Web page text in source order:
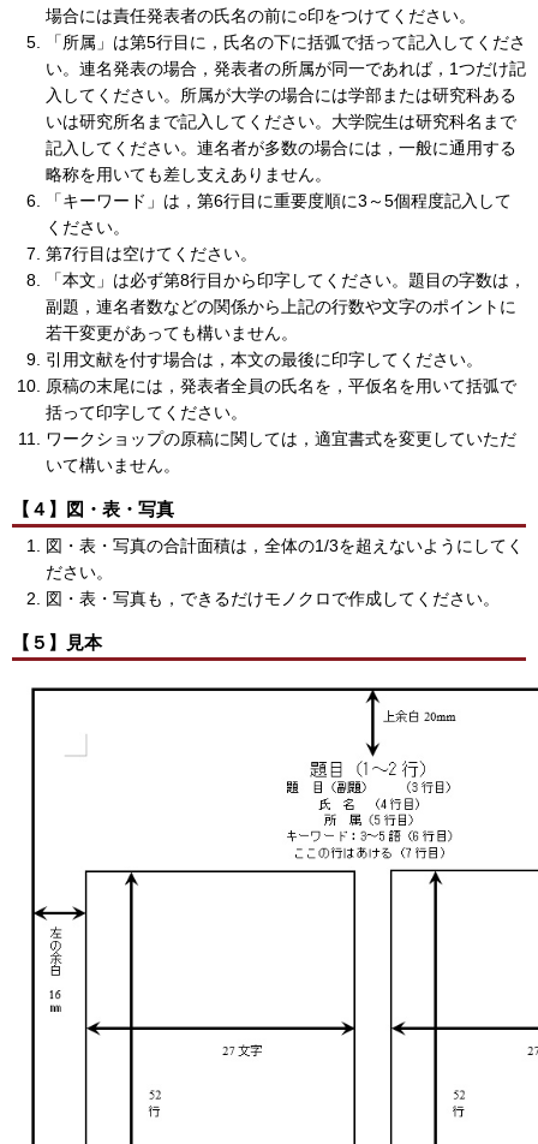
場合には責任発表者の氏名の前に○印をつけてください。
「所属」は第5行目に，氏名の下に括弧で括って記入してくださ
い。連名発表の場合，発表者の所属が同一であれば，1つだけ記
入してください。所属が大学の場合には学部または研究科ある
いは研究所名まで記入してください。大学院生は研究科名まで
記入してください。連名者が多数の場合には，一般に通用する
略称を用いても差し支えありません。
「キーワード」は，第6行目に重要度順に3～5個程度記入して
ください。
第7行目は空けてください。
「本文」は必ず第8行目から印字してください。題目の字数は，
副題，連名者数などの関係から上記の行数や文字のポイントに
若干変更があっても構いません。
引用文献を付す場合は，本文の最後に印字してください。
原稿の末尾には，発表者全員の氏名を，平仮名を用いて括弧で
括って印字してください。
ワークショップの原稿に関しては，適宜書式を変更していただ
いて構いません。
【４】図・表・写真
図・表・写真の合計面積は，全体の1/3を超えないようにしてく
ださい。
図・表・写真も，できるだけモノクロで作成してください。
【５】見本